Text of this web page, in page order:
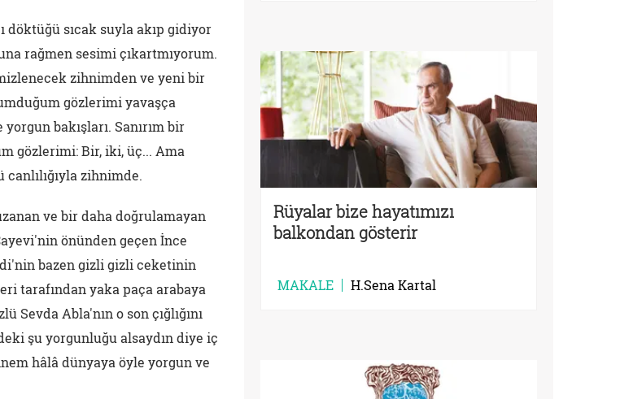
döktüğü sıcak suyla akıp gidiyor
rağmen sesimi çıkartmıyorum.
zihnimden ve yeni bir
gözlerimi yavaşça
bakışları. Sanırım bir
gözlerimi: Bir, iki, üç... Ama
zihnimde.
ve bir daha doğrulamayan
önünden geçen İnce
bazen gizli gizli ceketinin
tarafından yaka paça arabaya
Sevda Abla'nın o son çığlığını
şu yorgunluğu alsaydın diye iç
hâlâ dünyaya öyle yorgun ve
Rüyalar bize hayatımızı
balkondan gösterir
MAKALE H.Sena Kartal